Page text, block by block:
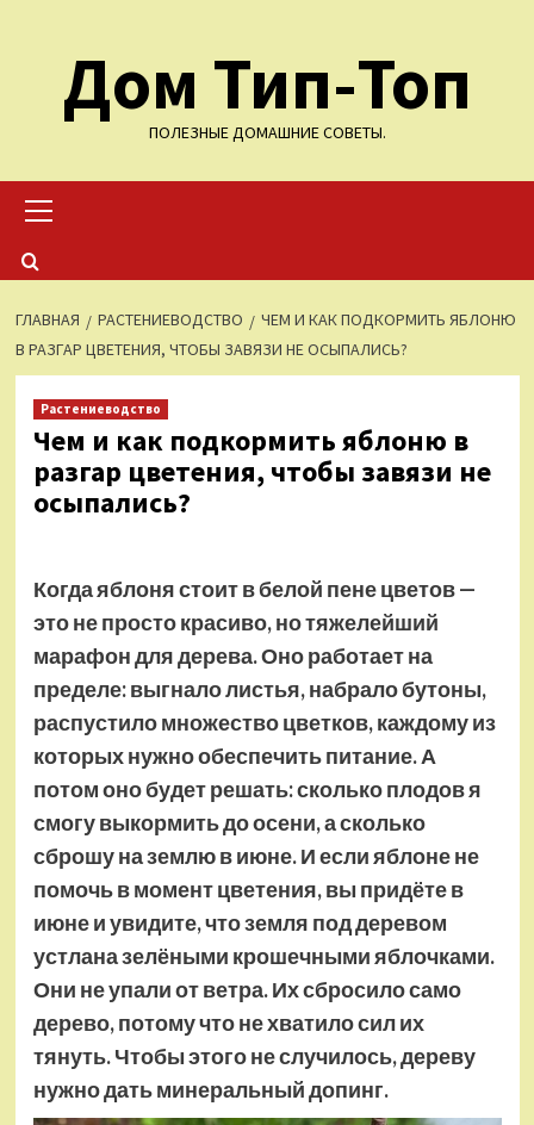
содержимомуДом Тип-Топ
ПОЛЕЗНЫЕ ДОМАШНИЕ СОВЕТЫ.
меню
ГЛАВНАЯ РАСТЕНИЕВОДСТВО
ЧЕМ И КАК ПОДКОРМИТЬ ЯБЛОНЮ
В РАЗГАР ЦВЕТЕНИЯ, ЧТОБЫ ЗАВЯЗИ НЕ ОСЫПАЛИСЬ?
Растениеводство
Чем и как подкормить яблоню в
разгар цветения, чтобы завязи не
осыпались?
Когда яблоня стоит в белой пене цветов —
это не просто красиво, но тяжелейший
марафон для дерева. Оно работает на
пределе: выгнало листья, набрало бутоны,
распустило множество цветков, каждому из
которых нужно обеспечить питание. А
потом оно будет решать: сколько плодов я
смогу выкормить до осени, а сколько
сброшу на землю в июне. И если яблоне не
помочь в момент цветения, вы придёте в
июне и увидите, что земля под деревом
устлана зелёными крошечными яблочками.
Они не упали от ветра. Их сбросило само
дерево, потому что не хватило сил их
тянуть. Чтобы этого не случилось, дереву
нужно дать минеральный допинг.